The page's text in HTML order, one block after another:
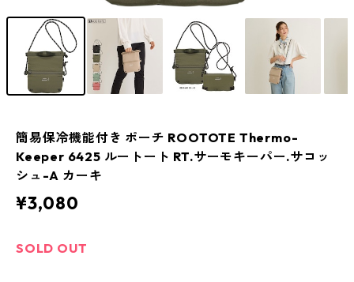
簡易保冷機能付き ポーチ ROOTOTE Thermo-
Keeper 6425 ルートート RT.サーモキーパー.サコッ
シュ-A カーキ
¥3,080
SOLD OUT